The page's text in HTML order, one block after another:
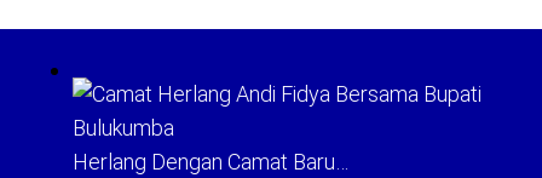
Herlang Dengan Camat Baru…